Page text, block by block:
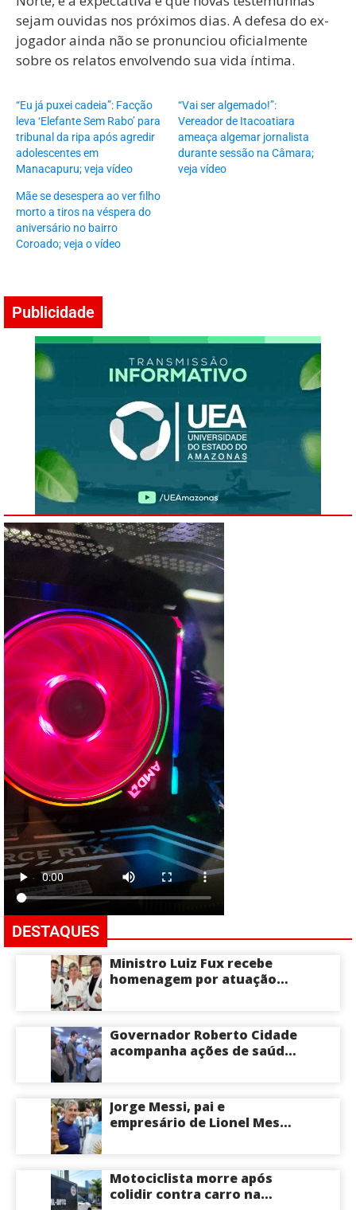
sejam ouvidas nos próximos dias. A defesa do ex-
jogador ainda não se pronunciou oficialmente
sobre os relatos envolvendo sua vida íntima.
“Eu já puxei cadeia”: Facção
leva ‘Elefante Sem Rabo’ para
tribunal da ripa após agredir
adolescentes em
Manacapuru; veja vídeo
“Vai ser algemado!”:
Vereador de Itacoatiara
ameaça algemar jornalista
durante sessão na Câmara;
veja vídeo
Mãe se desespera ao ver filho
morto a tiros na véspera do
aniversário no bairro
Coroado; veja o vídeo
Publicidade
DESTAQUES
Ministro Luiz Fux recebe
homenagem por atuação
Governador Roberto Cidade
acompanha ações de saúde
Jorge Messi, pai e
empresário de Lionel Messi,
Motociclista morre após
colidir contra carro na